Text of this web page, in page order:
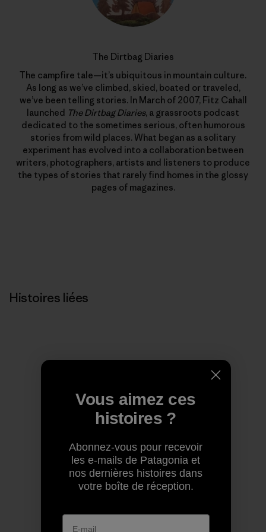
The Dirtbag Diaries
The campfire tale—it’s ubiquitous in mountain culture.
As long as we’ve climbed, skied, boated or traveled,
we’ve been telling stories. In March of 2007, Fitz Cahall
launched The Dirtbag Diaries, a grassroots podcast
dedicated to the sometimes serious, often humorous
stories from wild places. What began as a solitary
experiment has evolved into a collaboration between
writers, photographers, artists and listeners to produce
the types of stories that rarely find homes in the glossy
pages of magazines.
Histoires liées
Vous aimez ces
histoires ?
Abonnez-vous pour recevoir
les e-mails de Patagonia et
nos dernières histoires dans
votre boîte de réception.